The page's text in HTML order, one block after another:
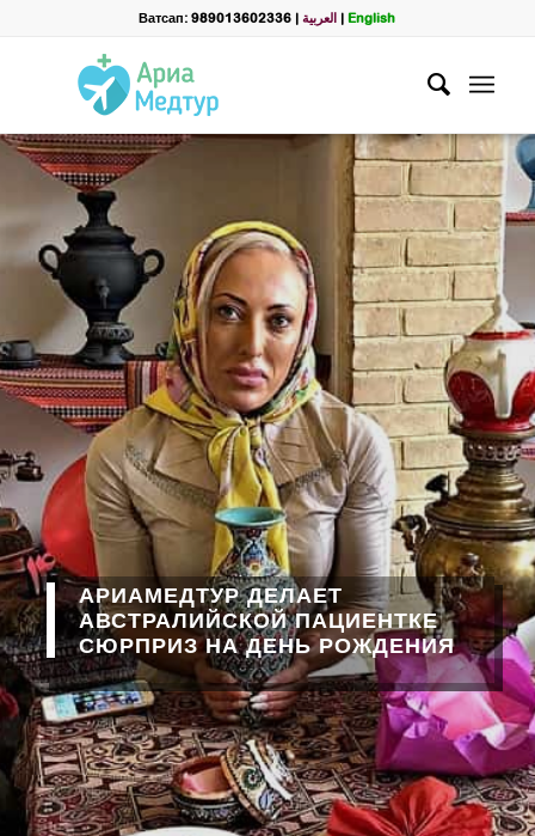
Ватсап: 989013602336 |العربية |English
АРИАМЕДТУР ДЕЛАЕТ
АВСТРАЛИЙСКОЙ ПАЦИЕНТКЕ
СЮРПРИЗ НА ДЕНЬ РОЖДЕНИЯ